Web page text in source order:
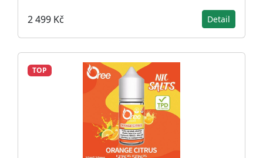
2 499 Kč Detail
TOP